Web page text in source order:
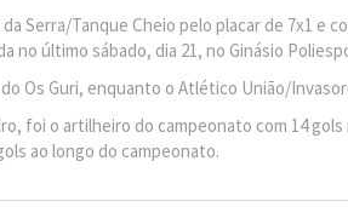
Serra/Tanque Cheio pelo placar de 7x1
no último sábado, dia 21, no Ginásio
Os Guri, enquanto o Atlético União/
foi o artilheiro do campeonato com 14
ao longo do campeonato.